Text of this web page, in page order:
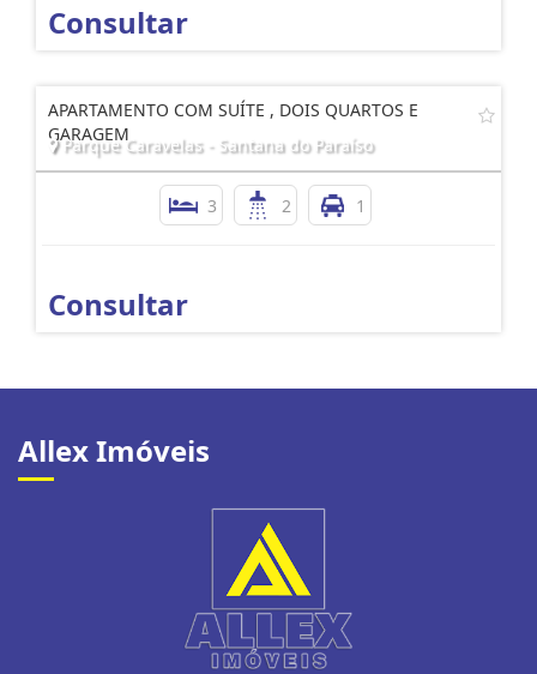
Consultar
APARTAMENTO COM SUÍTE , DOIS QUARTOS E
GARAGEM
Parque Caravelas - Santana do Paraíso
3 2 1
Consultar
Allex Imóveis